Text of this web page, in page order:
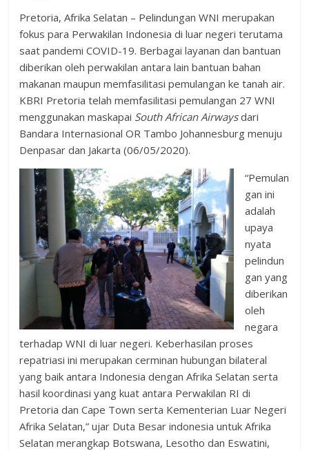
Pretoria, Afrika Selatan – Pelindungan WNI merupakan
fokus para Perwakilan Indonesia di luar negeri terutama
saat pandemi COVID-19. Berbagai layanan dan bantuan
diberikan oleh perwakilan antara lain bantuan bahan
makanan maupun memfasilitasi pemulangan ke tanah air.
KBRI Pretoria telah memfasilitasi pemulangan 27 WNI
menggunakan maskapai South African Airwaysdari
Bandara Internasional OR Tambo Johannesburg menuju
Denpasar dan Jakarta (06/05/2020).
“Pemulan
gan ini
adalah
upaya
nyata
pelindun
gan yang
diberikan
oleh
negara
terhadap WNI di luar negeri. Keberhasilan proses
repatriasi ini merupakan cerminan hubungan bilateral
yang baik antara Indonesia dengan Afrika Selatan serta
hasil koordinasi yang kuat antara Perwakilan RI di
Pretoria dan Cape Town serta Kementerian Luar Negeri
Afrika Selatan,” ujar Duta Besar indonesia untuk Afrika
Selatan merangkap Botswana, Lesotho dan Eswatini,